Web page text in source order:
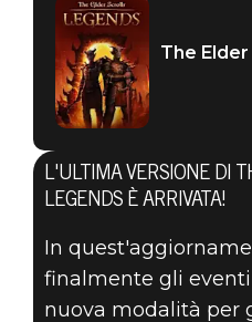
The Elder Scrolls:
29 agosto 2019
The
L'ULTIMA VERSIONE DI
LEGENDS È ARRIVATA!
In
finalmente gli
nuova modalità per